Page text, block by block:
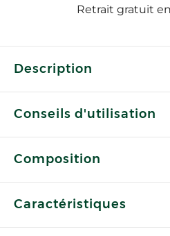
Retrait gratuit
Description
Conseils d'utilisation
Composition
Caractéristiques